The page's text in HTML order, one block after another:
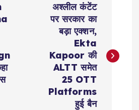
अश्लील कंटेंट
पर सरकार का
बड़ा एक्शन,
Ekta
Kapoor की
ALTT समेत
25 OTT
Platforms
हुई बैन